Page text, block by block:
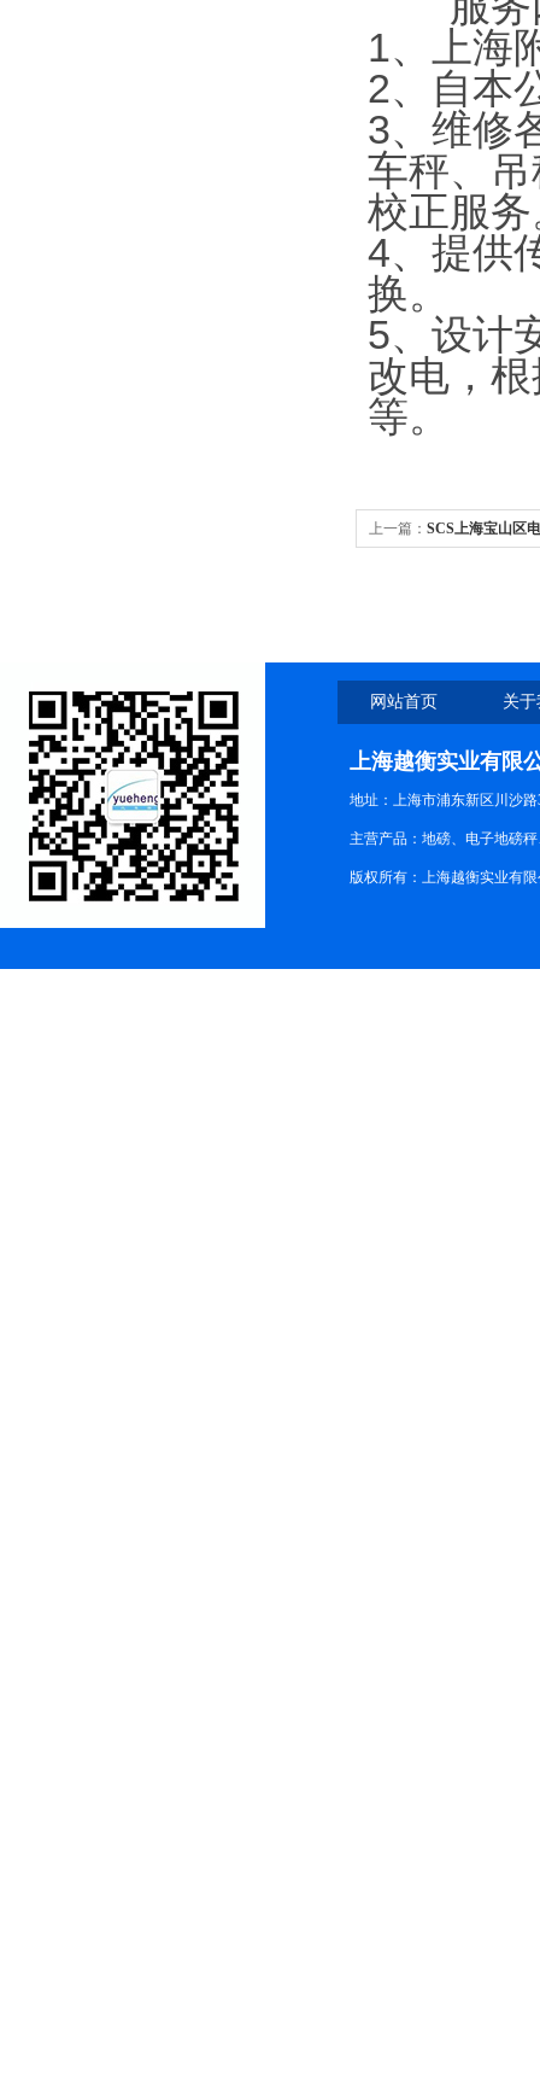
1、上海
2、自本
3、维修
车秤、
校正服
4、提供
换。
5、设计
改电，
等。
上一篇： SCS上海宝山区
网站首页 关
上海越衡实业有限
地址：上海市浦东新区川沙路
主营产品：地磅、电子地磅
版权所有：上海越衡实业有